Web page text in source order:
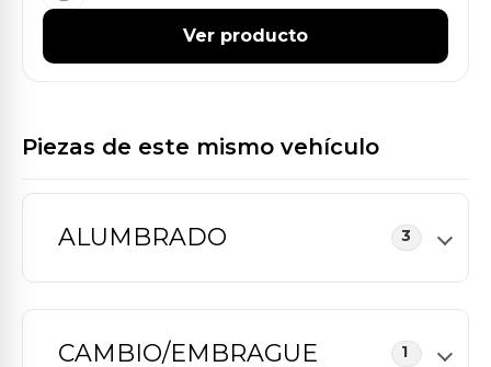
Ver producto
Piezas de este mismo vehículo
ALUMBRADO 3
CAMBIO/EMBRAGUE 1